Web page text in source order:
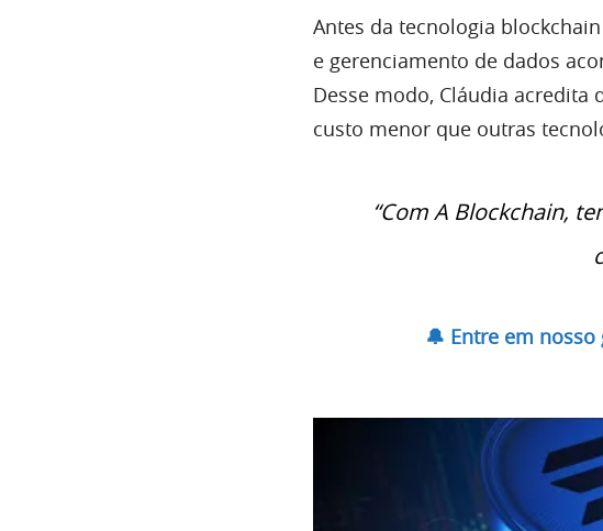
Antes da tecnologia
e gerenciamento de dados
Desse modo, Cláudia acredita
custo menor que outras
“Com A Blockchain,
🔔 Entre em